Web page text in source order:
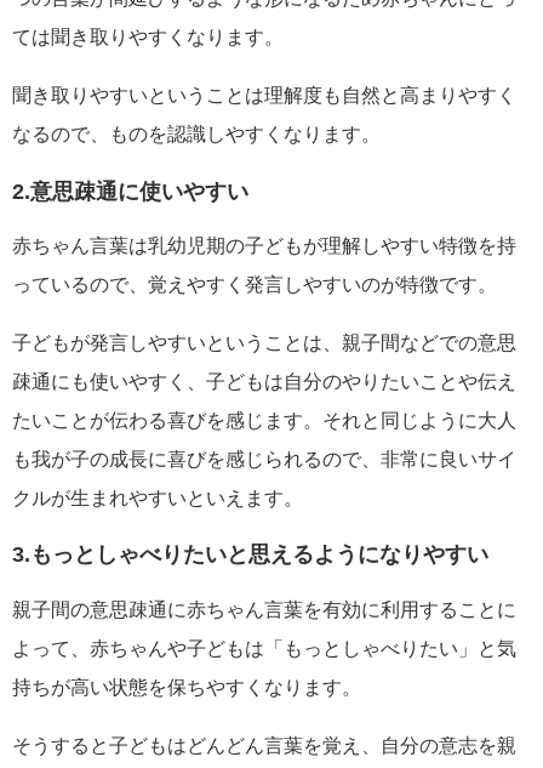
ては聞き取りやすくなります。
聞き取りやすいということは理解度も自然と高まりやすく
なるので、ものを認識しやすくなります。
2.意思疎通に使いやすい
赤ちゃん言葉は乳幼児期の子どもが理解しやすい特徴を持
っているので、覚えやすく発言しやすいのが特徴です。
子どもが発言しやすいということは、親子間などでの意思
疎通にも使いやすく、子どもは自分のやりたいことや伝え
たいことが伝わる喜びを感じます。それと同じように大人
も我が子の成長に喜びを感じられるので、非常に良いサイ
クルが生まれやすいといえます。
3.もっとしゃべりたいと思えるようになりやすい
親子間の意思疎通に赤ちゃん言葉を有効に利用することに
よって、赤ちゃんや子どもは「もっとしゃべりたい」と気
持ちが高い状態を保ちやすくなります。
そうすると子どもはどんどん言葉を覚え、自分の意志を親